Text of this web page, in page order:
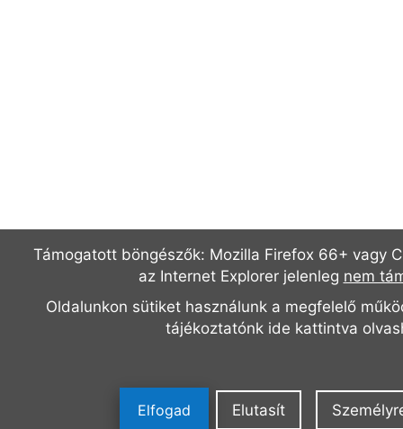
Támogatott böngészők: Mozilla Firefox 66+ vagy
az Internet Explorer jelenleg nem
Oldalunkon sütiket használunk a megfelelő
tájékoztatónk ide kattintva
Elfogad Elutasít